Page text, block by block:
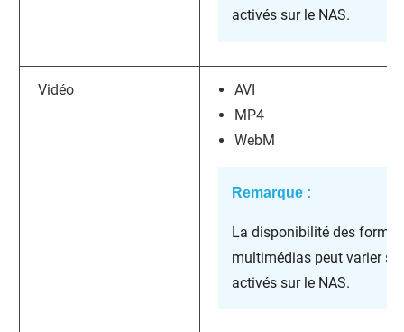
activés sur le NAS.
Vidéo
AVI
MP4
WebM
Remarque :
La disponibilité des
multimédias peut varier
activés sur le NAS.